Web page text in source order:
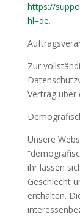
https://
hl=de.
Zur
Vertrag über
Unsere
ihr lassen
Geschlecht
enthalten.